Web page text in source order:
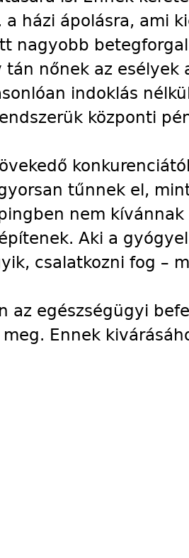
a házi ápolásra, ami
nagyobb
tán nőnek az esélyek
indoklás
központi
tűnnek el,
nem
Aki a
csalatkozni fog –
az egészségügyi
Ennek